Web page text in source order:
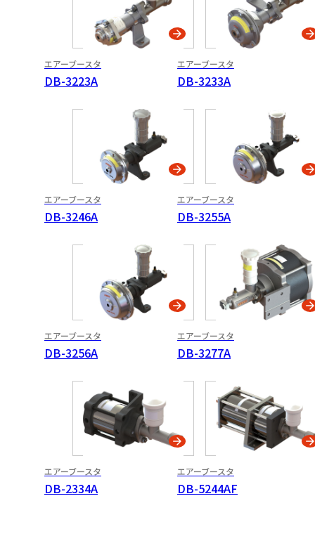
イーブースタ
マニュアルブースタ
油圧ユニット
フートペダルユニット
コンビネーション ユニット
ハンドレバー ユニット
遠心クラッチ
遠心ブレーキ
トルクレリーサ
負荷試験機
レールクランパ
ディスク
エアーブースタ
DB-3223A
エアーブースタ
DB-3233A
エアーブースタ
DB-3246A
エアーブースタ
DB-3255A
エアーブースタ
DB-3256A
エアーブースタ
DB-3277A
エアーブースタ
DB-2334A
エアーブースタ
DB-5244AF